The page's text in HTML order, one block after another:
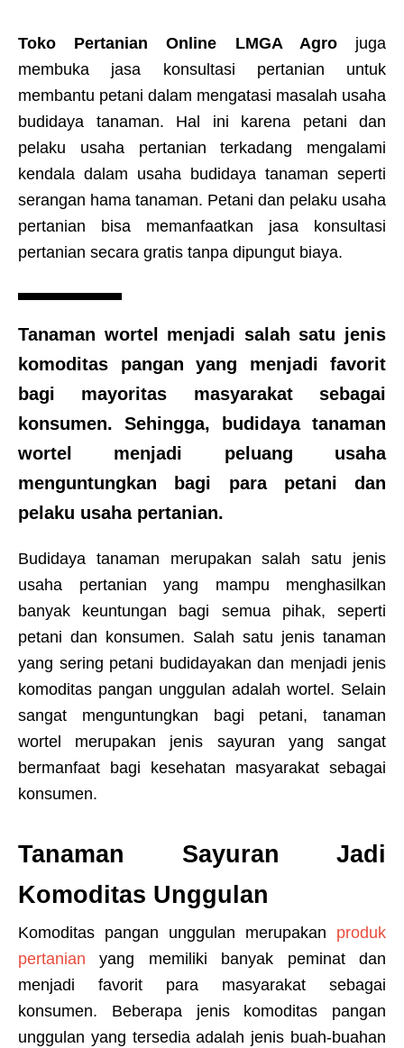
Toko Pertanian Online LMGA Agro juga
membuka jasa konsultasi pertanian untuk
membantu petani dalam mengatasi masalah usaha
budidaya tanaman. Hal ini karena petani dan
pelaku usaha pertanian terkadang mengalami
kendala dalam usaha budidaya tanaman seperti
serangan hama tanaman. Petani dan pelaku usaha
pertanian bisa memanfaatkan jasa konsultasi
pertanian secara gratis tanpa dipungut biaya.
Tanaman wortel menjadi salah satu jenis
komoditas pangan yang menjadi favorit
bagi mayoritas masyarakat sebagai
konsumen. Sehingga, budidaya tanaman
wortel menjadi peluang usaha
menguntungkan bagi para petani dan
pelaku usaha pertanian.
Budidaya tanaman merupakan salah satu jenis
usaha pertanian yang mampu menghasilkan
banyak keuntungan bagi semua pihak, seperti
petani dan konsumen. Salah satu jenis tanaman
yang sering petani budidayakan dan menjadi jenis
komoditas pangan unggulan adalah wortel. Selain
sangat menguntungkan bagi petani, tanaman
wortel merupakan jenis sayuran yang sangat
bermanfaat bagi kesehatan masyarakat sebagai
konsumen.
Tanaman Sayuran Jadi
Komoditas Unggulan
Komoditas pangan unggulan merupakan produk
pertanian yang memiliki banyak peminat dan
menjadi favorit para masyarakat sebagai
konsumen. Beberapa jenis komoditas pangan
unggulan yang tersedia adalah jenis buah-buahan